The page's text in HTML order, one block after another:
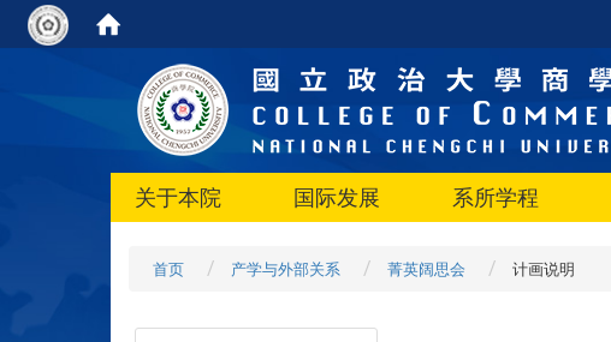
关于本院 国际发展 系所学程
首页 产学与外部关系 菁英阔思会 计画说明